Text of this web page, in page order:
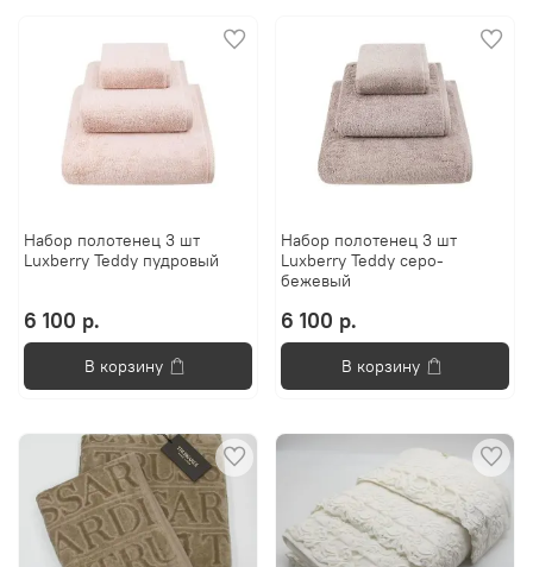
Набор полотенец 3 шт
Luxberry Teddy пудровый
6 100 р.
В корзину
Набор полотенец 3 шт
Luxberry Teddy серо-
бежевый
6 100 р.
В корзину